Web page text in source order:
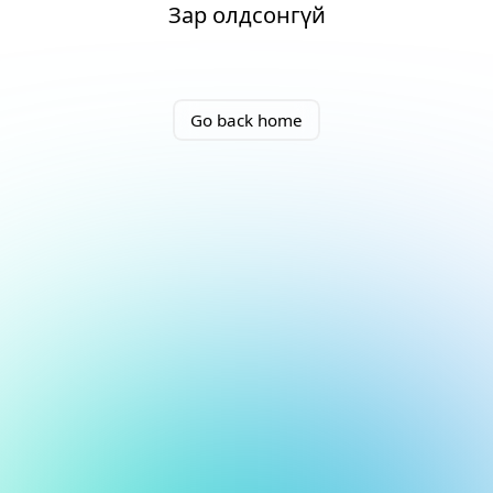
Зар олдсонгүй
Go back home